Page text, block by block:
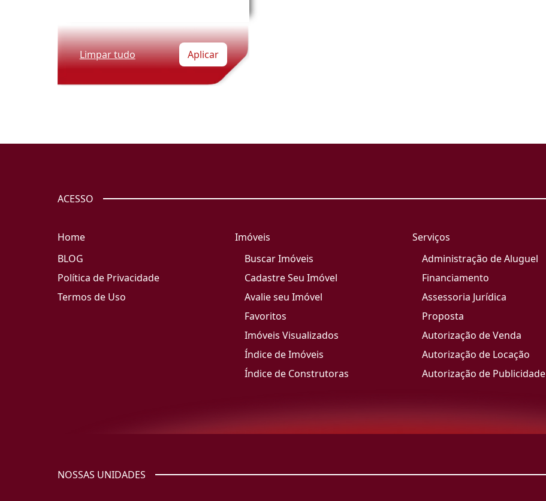
Limpar tudo Aplicar
ACESSO
Home
BLOG
Política de Privacidade
Termos de Uso
Imóveis
Buscar Imóveis
Cadastre Seu Imóvel
Avalie seu Imóvel
Favoritos
Imóveis Visualizados
Índice de Imóveis
Índice de Construtoras
Serviços
Administração de Aluguel
Financiamento
Assessoria Jurídica
Proposta
Autorização de Venda
Autorização de Locação
Autorização de Publicidade
NOSSAS UNIDADES